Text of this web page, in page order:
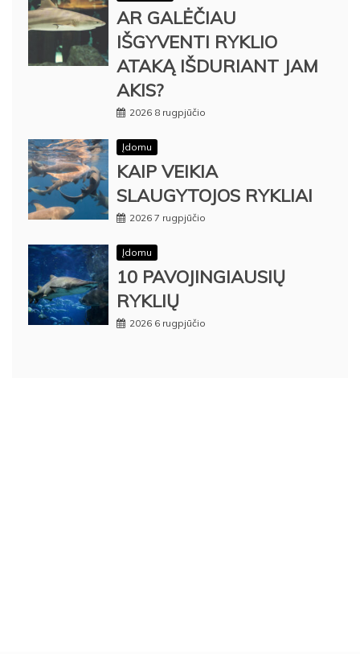
AR GALĖČIAU
IŠGYVENTI RYKLIO
ATAKĄ IŠDURIANT JAM
AKIS?
2026 8 rugpjūčio
Įdomu
KAIP VEIKIA
SLAUGYTOJOS RYKLIAI
2026 7 rugpjūčio
Įdomu
10 PAVOJINGIAUSIŲ
RYKLIŲ
2026 6 rugpjūčio